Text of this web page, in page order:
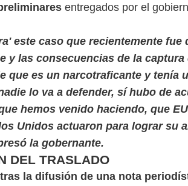
entregados por el
este caso que recientemente fue
y las consecuencias de la captura
que es un narcotraficante y tenía
lo va a defender, sí hubo de
hemos venido haciendo, que
Unidos actuaron para lograr su
la gobernante.
DEL TRASLADO
la difusión de una nota